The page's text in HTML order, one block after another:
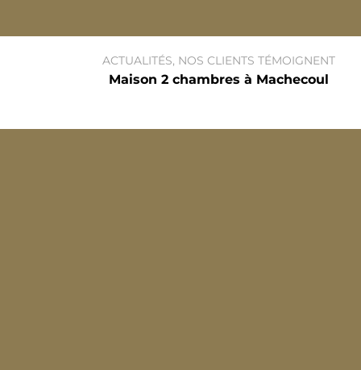
ACTUALITÉS, NOS CLIENTS TÉMOIGNENT
Maison 2 chambres à Machecoul